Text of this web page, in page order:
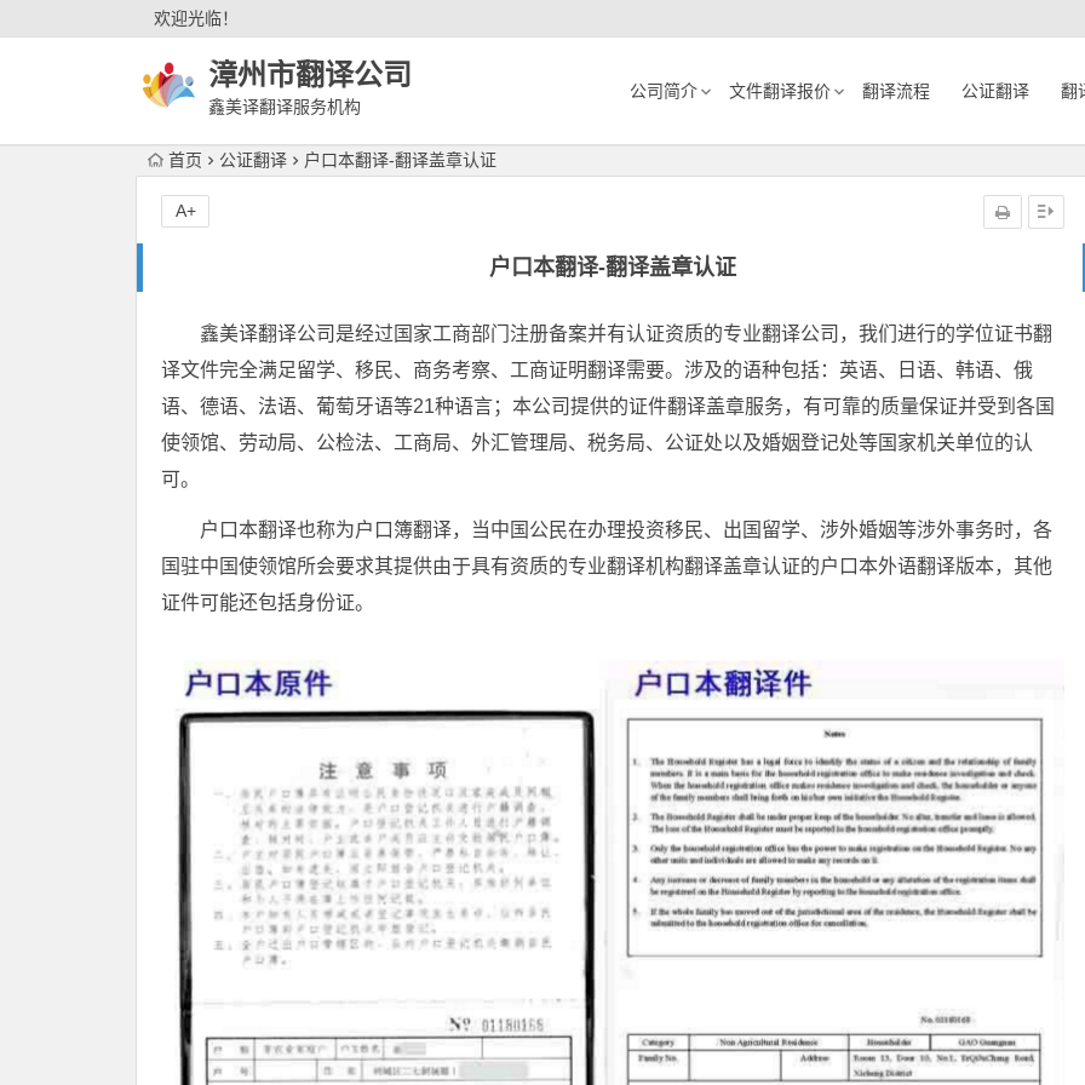
欢迎光临！
漳州市翻译公司
鑫美译翻译服务机构
公司简介 文件翻译报价 翻译流程 公证翻译 翻
首页 公证翻译 户口本翻译-翻译盖章认证
户口本翻译-翻译盖章认证
A+
鑫美译翻译公司是经过国家工商部门注册备案并有认证资质的专业翻译公司，我们进行的学位证书翻
译文件完全满足留学、移民、商务考察、工商证明翻译需要。涉及的语种包括：英语、日语、韩语、俄
语、德语、法语、葡萄牙语等21种语言；本公司提供的证件翻译盖章服务，有可靠的质量保证并受到各国
使领馆、劳动局、公检法、工商局、外汇管理局、税务局、公证处以及婚姻登记处等国家机关单位的认
可。
户口本翻译也称为户口簿翻译，当中国公民在办理投资移民、出国留学、涉外婚姻等涉外事务时，各
国驻中国使领馆所会要求其提供由于具有资质的专业翻译机构翻译盖章认证的户口本外语翻译版本，其他
证件可能还包括身份证。